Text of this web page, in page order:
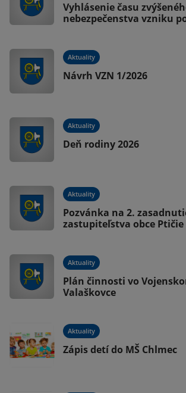
Vyhlásenie času
nebezpečenstva vzniku
Aktuality
Návrh VZN 1/2026
Aktuality
Deň rodiny 2026
Aktuality
Pozvánka na 2.
zastupiteľstva obce Ptičie
Aktuality
Plán činnosti vo
Valaškovce
Aktuality
Zápis detí do MŠ Chlmec